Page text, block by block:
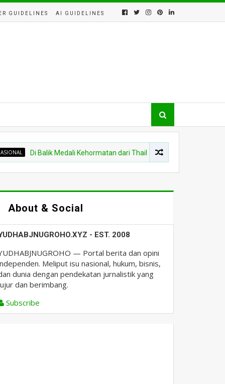
GUIDELINES AI GUIDELINES
Di Balik Medali Kehormatan dari Thailand, Ada Tawaran Strategis
About & Social
- EST. 2008
— Portal berita dan opini
Meliput isu nasional, hukum, bisnis,
dunia dengan pendekatan jurnalistik yang
dan berimbang.
Subscribe